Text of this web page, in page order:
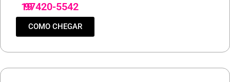
19
97420-5542
COMO CHEGAR